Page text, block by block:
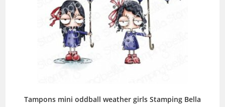
Tampons mini oddball weather girls Stamping Bella